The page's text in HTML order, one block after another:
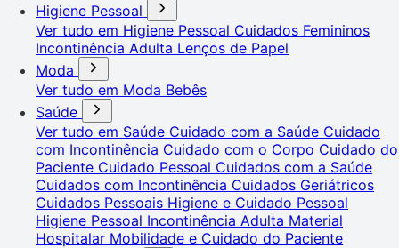
Higiene Pessoal
Ver tudo em Higiene Pessoal Cuidados Femininos
Incontinência Adulta Lenços de Papel
Moda
Ver tudo em Moda Bebês
Saúde
Ver tudo em Saúde Cuidado com a Saúde Cuidado
com Incontinência Cuidado com o Corpo Cuidado do
Paciente Cuidado Pessoal Cuidados com a Saúde
Cuidados com Incontinência Cuidados Geriátricos
Cuidados Pessoais Higiene e Cuidado Pessoal
Higiene Pessoal Incontinência Adulta Material
Hospitalar Mobilidade e Cuidado do Paciente